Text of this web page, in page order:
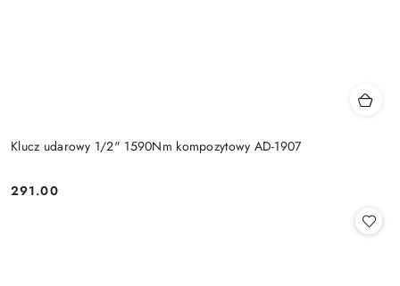
Klucz udarowy 1/2" 1590Nm kompozytowy AD-1907
Cena:
291.00